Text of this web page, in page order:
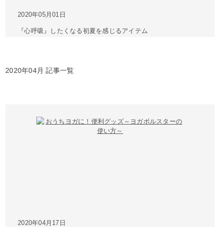
2020年05月01日
『心呼吸』したくなる初夏を感じるアイテム
2020年04月 記事一覧
2020年04月17日